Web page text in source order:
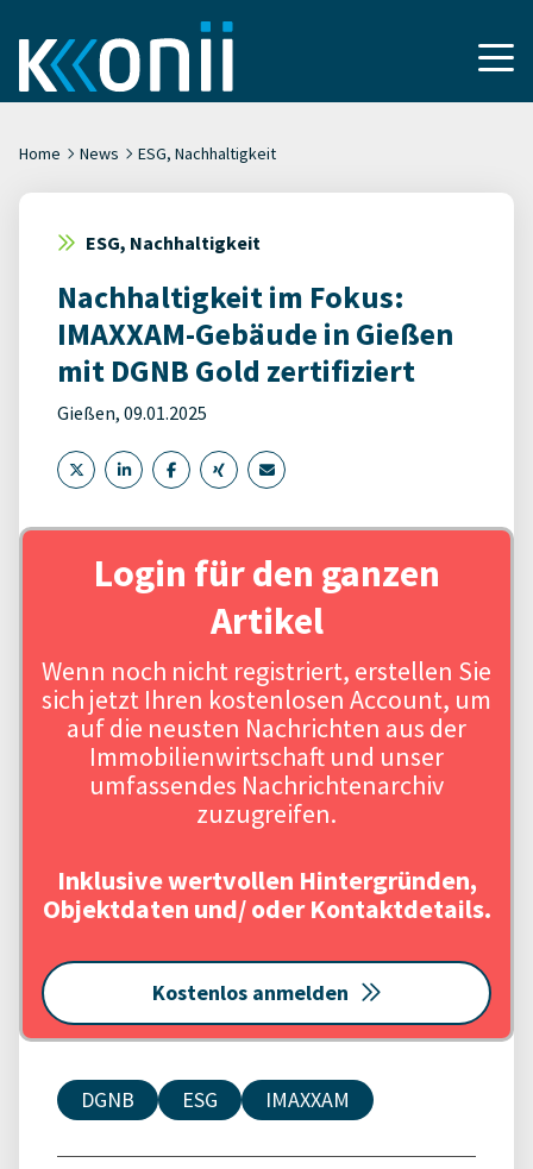
Home News ESG, Nachhaltigkeit
ESG, Nachhaltigkeit
Nachhaltigkeit im Fokus:
IMAXXAM-Gebäude in Gießen
mit DGNB Gold zertifiziert
Gießen, 09.01.2025
Login für den ganzen
Artikel
Wenn noch nicht registriert, erstellen Sie
sich jetzt Ihren kostenlosen Account, um
auf die neusten Nachrichten aus der
Immobilienwirtschaft und unser
umfassendes Nachrichtenarchiv
zuzugreifen.
Inklusive wertvollen Hintergründen,
Objektdaten und/ oder Kontaktdetails.
Kostenlos anmelden
DGNB ESG IMAXXAM